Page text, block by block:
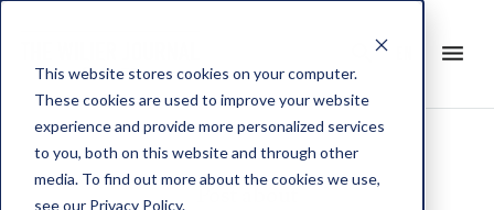
This website stores cookies on your computer.
These cookies are used to improve your website
experience and provide more personalized services
to you, both on this website and through other
media. To find out more about the cookies we use,
see our Privacy Policy.
menu
search